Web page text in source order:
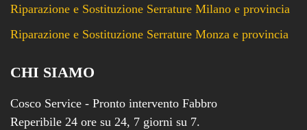
Riparazione e Sostituzione Serrature Milano e provincia
Riparazione e Sostituzione Serrature Monza e provincia
CHI SIAMO
Cosco Service - Pronto intervento Fabbro
Reperibile 24 ore su 24, 7 giorni su 7.